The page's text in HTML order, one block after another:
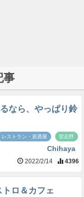
事
なら、やっぱり鈴
レストラン・居酒屋 習志野
Chihaya
2022/2/14 4396
ロ＆カフェ